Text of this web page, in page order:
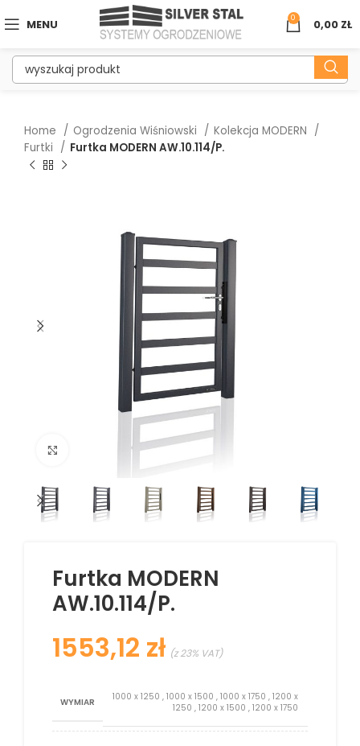
MENU 0 0,00 ZŁ
Home Ogrodzenia Wiśniowski
Kolekcja MODERN
Furtki
Furtka MODERN AW.10.114/P.
Kliknij aby powiększyć
Furtka MODERN
AW.10.114/P.
zł
WYMIAR 1000 x 1250 , 1000 x 1500 , 1000 x 1750 , 1200 x
1250 , 1200 x 1500 , 1200 x 1750